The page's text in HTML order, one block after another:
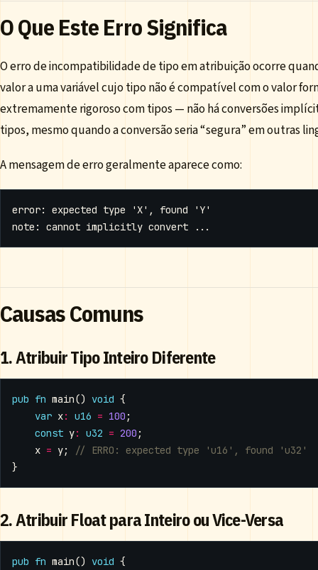
O Que Este Erro Significa
O erro de incompatibilidade de tipo em atribuição ocorre
valor a uma variável cujo tipo não é compatível com o valor
extremamente rigoroso com tipos — não há conversões
tipos, mesmo quando a conversão seria “segura” em outras
A mensagem de erro geralmente aparece como:
Causas Comuns
1. Atribuir Tipo Inteiro Diferente
pub fn main() void {
var x: u16 = 100 ;
const y: u32 = 200 ;
x = y;
}
2. Atribuir Float para Inteiro ou Vice-Versa
pub fn main() void {